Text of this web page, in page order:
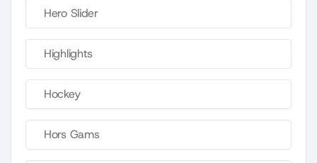
Hero Slider
Highlights
Hockey
Hors Gams